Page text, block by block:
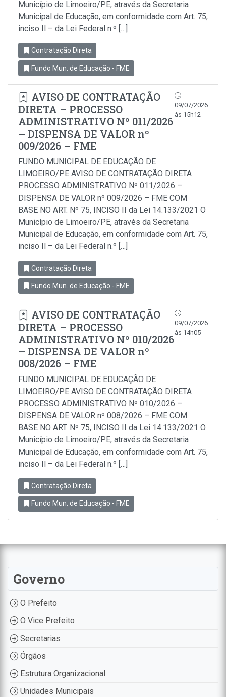
Município de Limoeiro/PE, através da Secretaria
Municipal de Educação, em conformidade com Art. 75,
inciso Il – da Lei Federal n.º […]
Contratação Direta
Fundo Mun. de Educação - FME
AVISO DE CONTRATAÇÃO
DIRETA – PROCESSO
ADMINISTRATIVO Nº 011/2026
– DISPENSA DE VALOR nº
009/2026 – FME
09/07/2026
às 15h12
FUNDO MUNICIPAL DE EDUCAÇÃO DE
LIMOEIRO/PE AVISO DE CONTRATAÇÃO DIRETA
PROCESSO ADMINISTRATIVO Nº 011/2026 –
DISPENSA DE VALOR nº 009/2026 – FME COM
BASE NO ART. Nº 75, INCISO II da Lei 14.133/2021 O
Município de Limoeiro/PE, através da Secretaria
Municipal de Educação, em conformidade com Art. 75,
inciso Il – da Lei Federal n.º […]
Contratação Direta
Fundo Mun. de Educação - FME
AVISO DE CONTRATAÇÃO
DIRETA – PROCESSO
ADMINISTRATIVO Nº 010/2026
– DISPENSA DE VALOR nº
008/2026 – FME
09/07/2026
às 14h05
FUNDO MUNICIPAL DE EDUCAÇÃO DE
LIMOEIRO/PE AVISO DE CONTRATAÇÃO DIRETA
PROCESSO ADMINISTRATIVO Nº 010/2026 –
DISPENSA DE VALOR nº 008/2026 – FME COM
BASE NO ART. Nº 75, INCISO II da Lei 14.133/2021 O
Município de Limoeiro/PE, através da Secretaria
Municipal de Educação, em conformidade com Art. 75,
inciso Il – da Lei Federal n.º […]
Contratação Direta
Fundo Mun. de Educação - FME
Governo
O Prefeito
O Vice Prefeito
Secretarias
Órgãos
Estrutura Organizacional
Unidades Municipais